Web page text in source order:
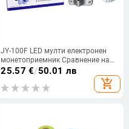
JY-100F LED мулти електронен
монетоприемник Сравнение на
процесора Селектор на монети
Множество механизми Аркаден
панел за покритие
25.57 €/50.01 лв
add_shopping_cart